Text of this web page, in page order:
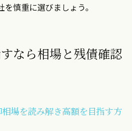
慎重に選びましょう。
なら相場と残債確認
場を読み解き高額を目指す方